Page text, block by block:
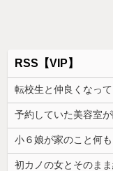
RSS【VIP】
予約していた美容室